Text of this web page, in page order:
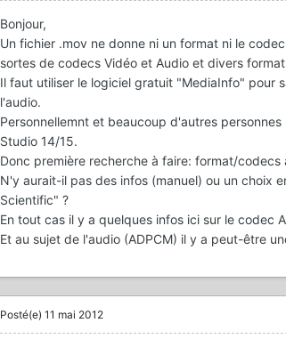
Bonjour,
Un fichier .mov ne donne ni un format ni le
sortes de codecs Vidéo et Audio et divers
Il faut utiliser le logiciel gratuit "MediaInfo" pour
l'audio.
Personnellemnt et beaucoup d'autres
Studio 14/15.
Donc première recherche à faire: format/codecs
N'y aurait-il pas des infos (manuel) ou un choix
Scientific" ?
En tout cas il y a quelques infos ici sur le codec
Et au sujet de l'audio (ADPCM) il y a peut-être
Posté(e) 11 mai 2012